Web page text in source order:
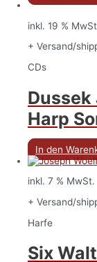
inkl. 19 %
+ Versand/
CDs
Dussek
Harp
In den
inkl. 7 % MwSt.
+ Versand/
Harfe
Six